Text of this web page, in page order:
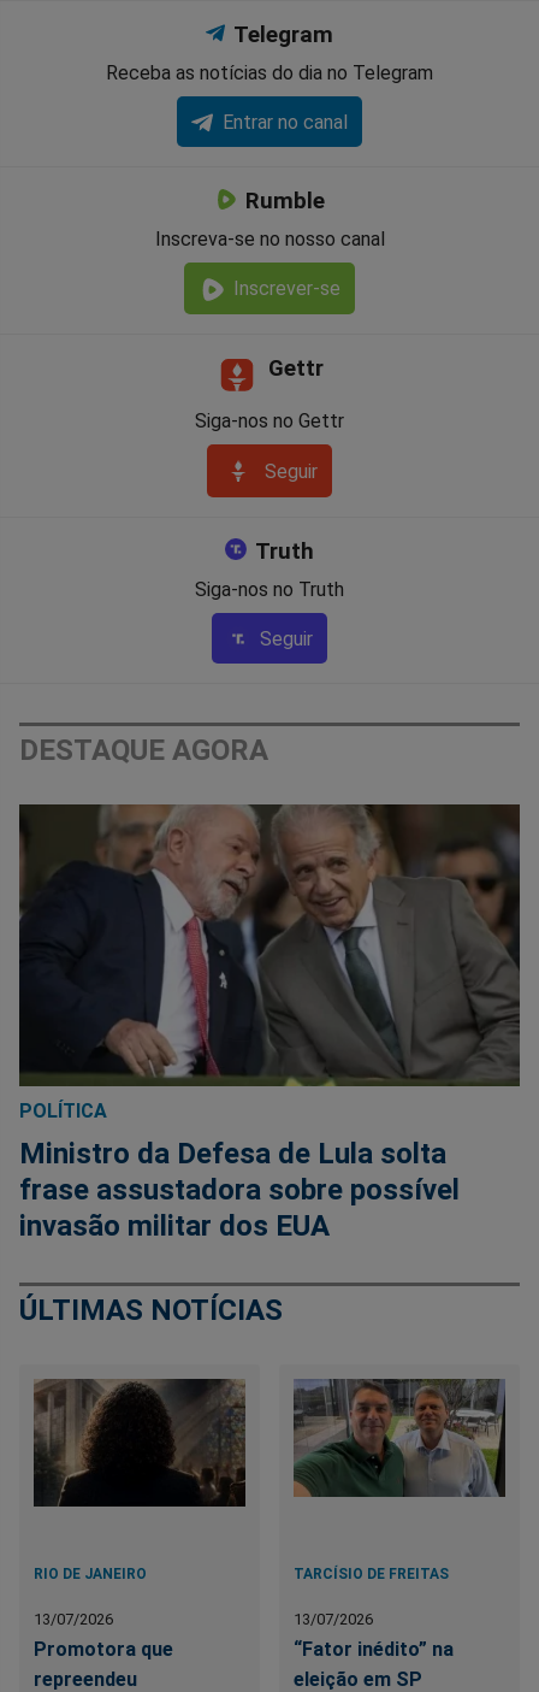
Telegram
Receba as notícias do dia no Telegram
Entrar no canal
Rumble
Inscreva-se no nosso canal
Inscrever-se
Gettr
Siga-nos no Gettr
Seguir
Truth
Siga-nos no Truth
Seguir
DESTAQUE AGORA
POLÍTICA
Ministro da Defesa de Lula solta
frase assustadora sobre possível
invasão militar dos EUA
ÚLTIMAS NOTÍCIAS
RIO DE JANEIRO
13/07/2026
Promotora que
repreendeu
TARCÍSIO DE FREITAS
13/07/2026
“Fator inédito” na
eleição em SP